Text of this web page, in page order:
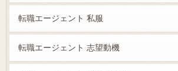
転職エージェント 私服
転職エージェント 志望動機